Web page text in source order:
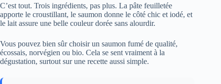
C’est tout. Trois ingrédients, pas plus. La pâte feuilletée
apporte le croustillant, le saumon donne le côté chic et iodé, et
le lait assure une belle couleur dorée sans alourdir.
Vous pouvez bien sûr choisir un saumon fumé de qualité,
écossais, norvégien ou bio. Cela se sent vraiment à la
dégustation, surtout sur une recette aussi simple.